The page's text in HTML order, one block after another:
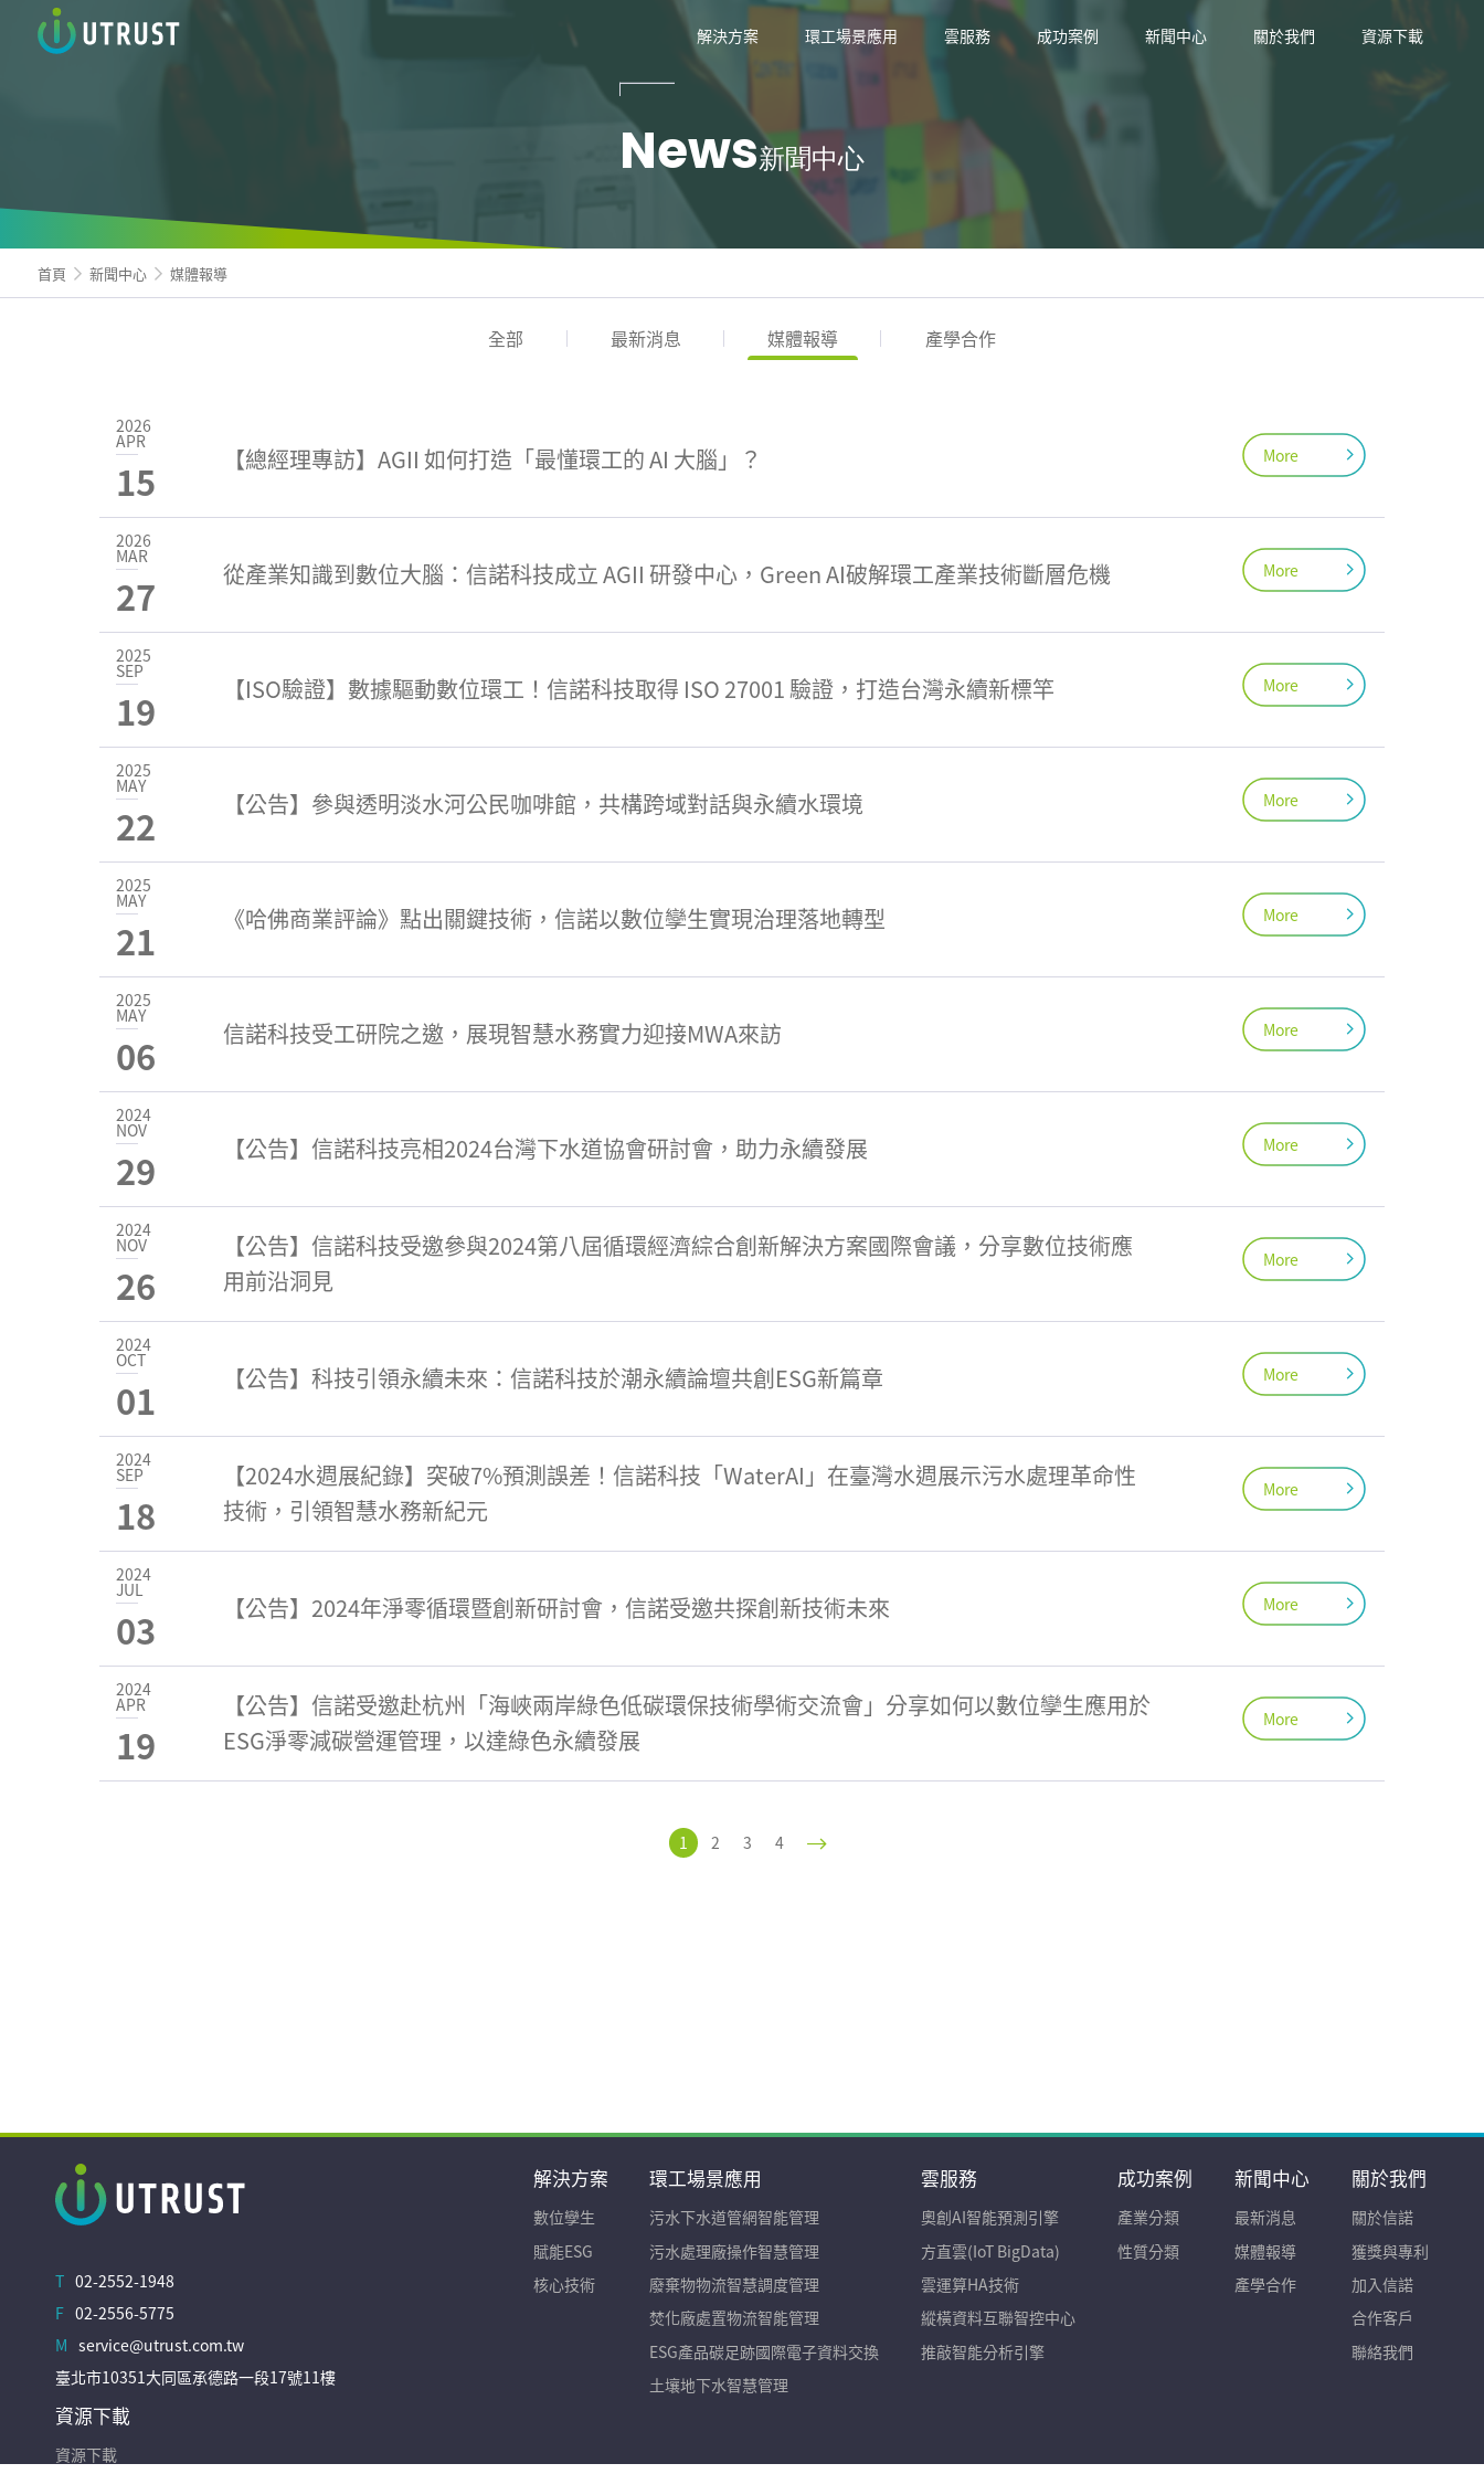
信諾科技 解決方案 環工場景應用 雲服務 成功案例 新聞中心 關於我們 資源下載
News新聞中心
首頁 新聞中心 媒體報導
全部 最新消息 媒體報導 產學合作
2026
APR
15 【總經理專訪】AGII 如何打造「最懂環工的 AI 大腦」？ More
2026
MAR
27 從產業知識到數位大腦：信諾科技成立 AGII 研發中心，Green AI破解環工產業技術斷層危機 More
2025
SEP
19 【ISO驗證】數據驅動數位環工！信諾科技取得 ISO 27001 驗證，打造台灣永續新標竿 More
2025
MAY
22 【公告】參與透明淡水河公民咖啡館，共構跨域對話與永續水環境 More
2025
MAY
21 《哈佛商業評論》點出關鍵技術，信諾以數位孿生實現治理落地轉型 More
2025
MAY
06 信諾科技受工研院之邀，展現智慧水務實力迎接MWA來訪 More
2024
NOV
29 【公告】信諾科技亮相2024台灣下水道協會研討會，助力永續發展 More
2024
NOV
26
【公告】信諾科技受邀參與2024第八屆循環經濟綜合創新解決方案國際會議，分享數位技術應
用前沿洞見
More
2024
OCT
01 【公告】科技引領永續未來：信諾科技於潮永續論壇共創ESG新篇章 More
2024
SEP
18
【2024水週展紀錄】突破7%預測誤差！信諾科技「WaterAI」在臺灣水週展示污水處理革命性
技術，引領智慧水務新紀元
More
2024
JUL
03 【公告】2024年淨零循環暨創新研討會，信諾受邀共探創新技術未來 More
2024
APR
19
【公告】信諾受邀赴杭州「海峽兩岸綠色低碳環保技術學術交流會」分享如何以數位孿生應用於
ESG淨零減碳營運管理，以達綠色永續發展
More
1 (current)
2 3 4
T 02-2552-1948
F 02-2556-5775
M service@utrust.com.tw
臺北市10351大同區承德路一段17號11樓
解決方案
數位孿生
賦能ESG
核心技術
環工場景應用
污水下水道管網智能管理
污水處理廠操作智慧管理
廢棄物物流智慧調度管理
焚化廠處置物流智能管理
ESG產品碳足跡國際電子資料交換
土壤地下水智慧管理
雲服務
奧創AI智能預測引擎
方直雲(IoT BigData)
雲運算HA技術
縱橫資料互聯智控中心
推敲智能分析引擎
成功案例
產業分類
性質分類
新聞中心
最新消息
媒體報導
產學合作
關於我們
關於信諾
獲獎與專利
加入信諾
合作客戶
聯絡我們
資源下載
資源下載